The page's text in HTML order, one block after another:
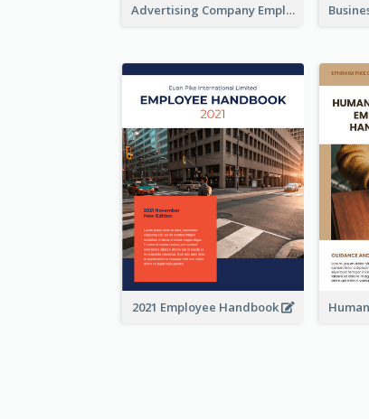
Advertising Company Employee Handbook
2021 Employee Handbook